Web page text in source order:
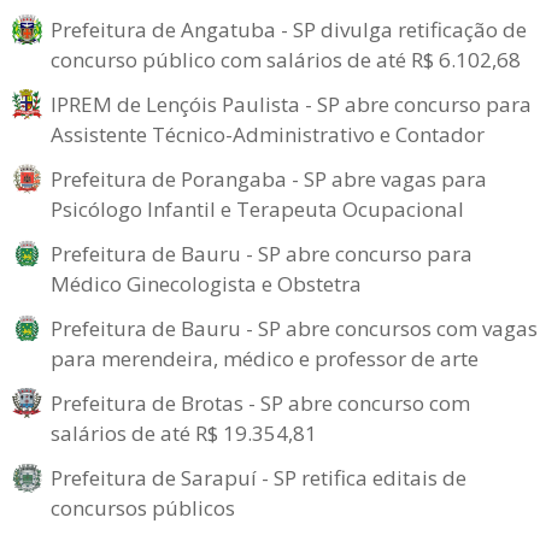
Prefeitura de Angatuba - SP divulga retificação de
concurso público com salários de até R$ 6.102,68
IPREM de Lençóis Paulista - SP abre concurso para
Assistente Técnico-Administrativo e Contador
Prefeitura de Porangaba - SP abre vagas para
Psicólogo Infantil e Terapeuta Ocupacional
Prefeitura de Bauru - SP abre concurso para
Médico Ginecologista e Obstetra
Prefeitura de Bauru - SP abre concursos com vagas
para merendeira, médico e professor de arte
Prefeitura de Brotas - SP abre concurso com
salários de até R$ 19.354,81
Prefeitura de Sarapuí - SP retifica editais de
concursos públicos